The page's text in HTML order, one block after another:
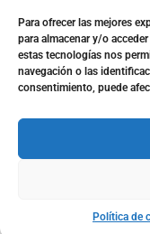
Para ofrecer las mejores
para almacenar y/o
estas tecnologías nos
navegación o las
consentimiento, puede
Política de